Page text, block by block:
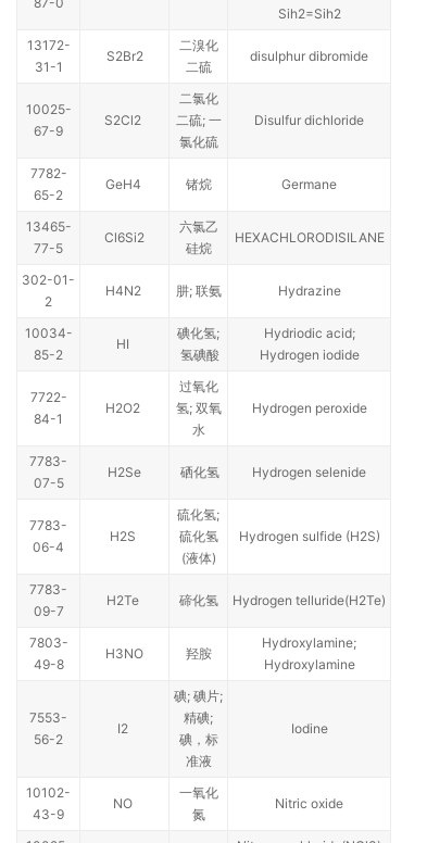
Sih2=Sih2
13172-
31-1
S2Br2
二溴化
二硫
disulphur dibromide
10025-
67-9
S2Cl2
二氯化
二硫; 一
氯化硫
Disulfur dichloride
7782-
65-2
GeH4 锗烷 Germane
13465-
77-5
Cl6Si2
六氯乙
硅烷
HEXACHLORODISILANE
302-01-
2
H4N2 肼; 联氨 Hydrazine
10034-
85-2
HI
碘化氢;
氢碘酸
Hydriodic acid;
Hydrogen iodide
7722-
84-1
H2O2
过氧化
氢; 双氧
水
Hydrogen peroxide
7783-
07-5
H2Se 硒化氢 Hydrogen selenide
7783-
06-4
H2S
硫化氢;
硫化氢
(液体)
Hydrogen sulfide (H2S)
7783-
09-7
H2Te 碲化氢 Hydrogen telluride(H2Te)
7803-
49-8
H3NO 羟胺
Hydroxylamine;
Hydroxylamine
7553-
56-2
I2
碘; 碘片;
精碘;
碘，标
准液
Iodine
10102-
43-9
NO
一氧化
氮
Nitric oxide